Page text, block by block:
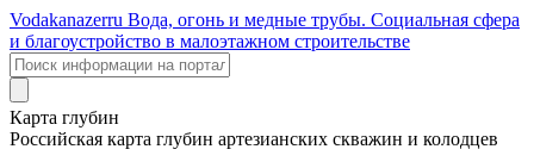
Vodakanazerru Вода, огонь и медные трубы. Социальная сфера
и благоустройство в малоэтажном строительстве
Карта глубин
Российская карта глубин артезианских скважин и колодцев